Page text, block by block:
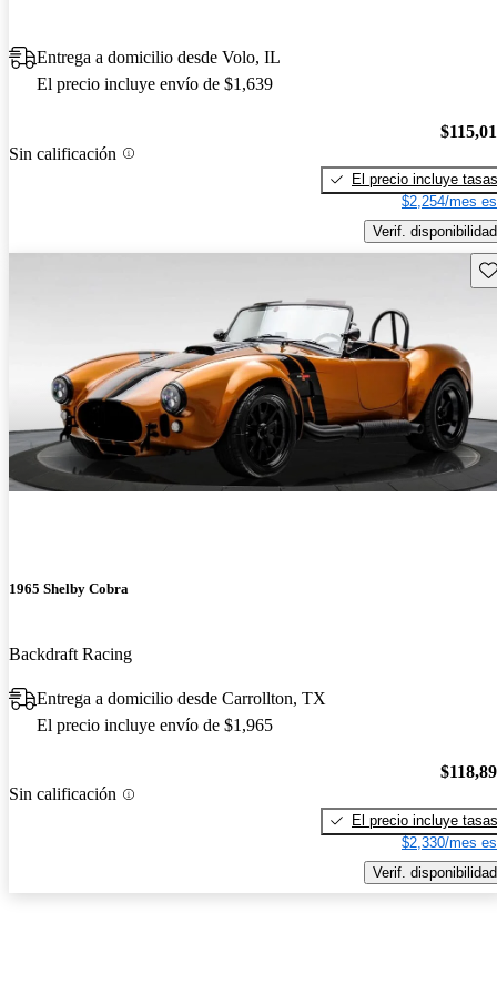
Entrega a domicilio desde Volo, IL
El precio incluye envío de $1,639
Sin calificación
El precio incluye tasas
$2,254/mes
Verif. disponibilidad
1965 Shelby Cobra
Backdraft Racing
Entrega a domicilio desde Carrollton, TX
El precio incluye envío de $1,965
Sin calificación
El precio incluye tasas
$2,330/mes
Verif. disponibilidad